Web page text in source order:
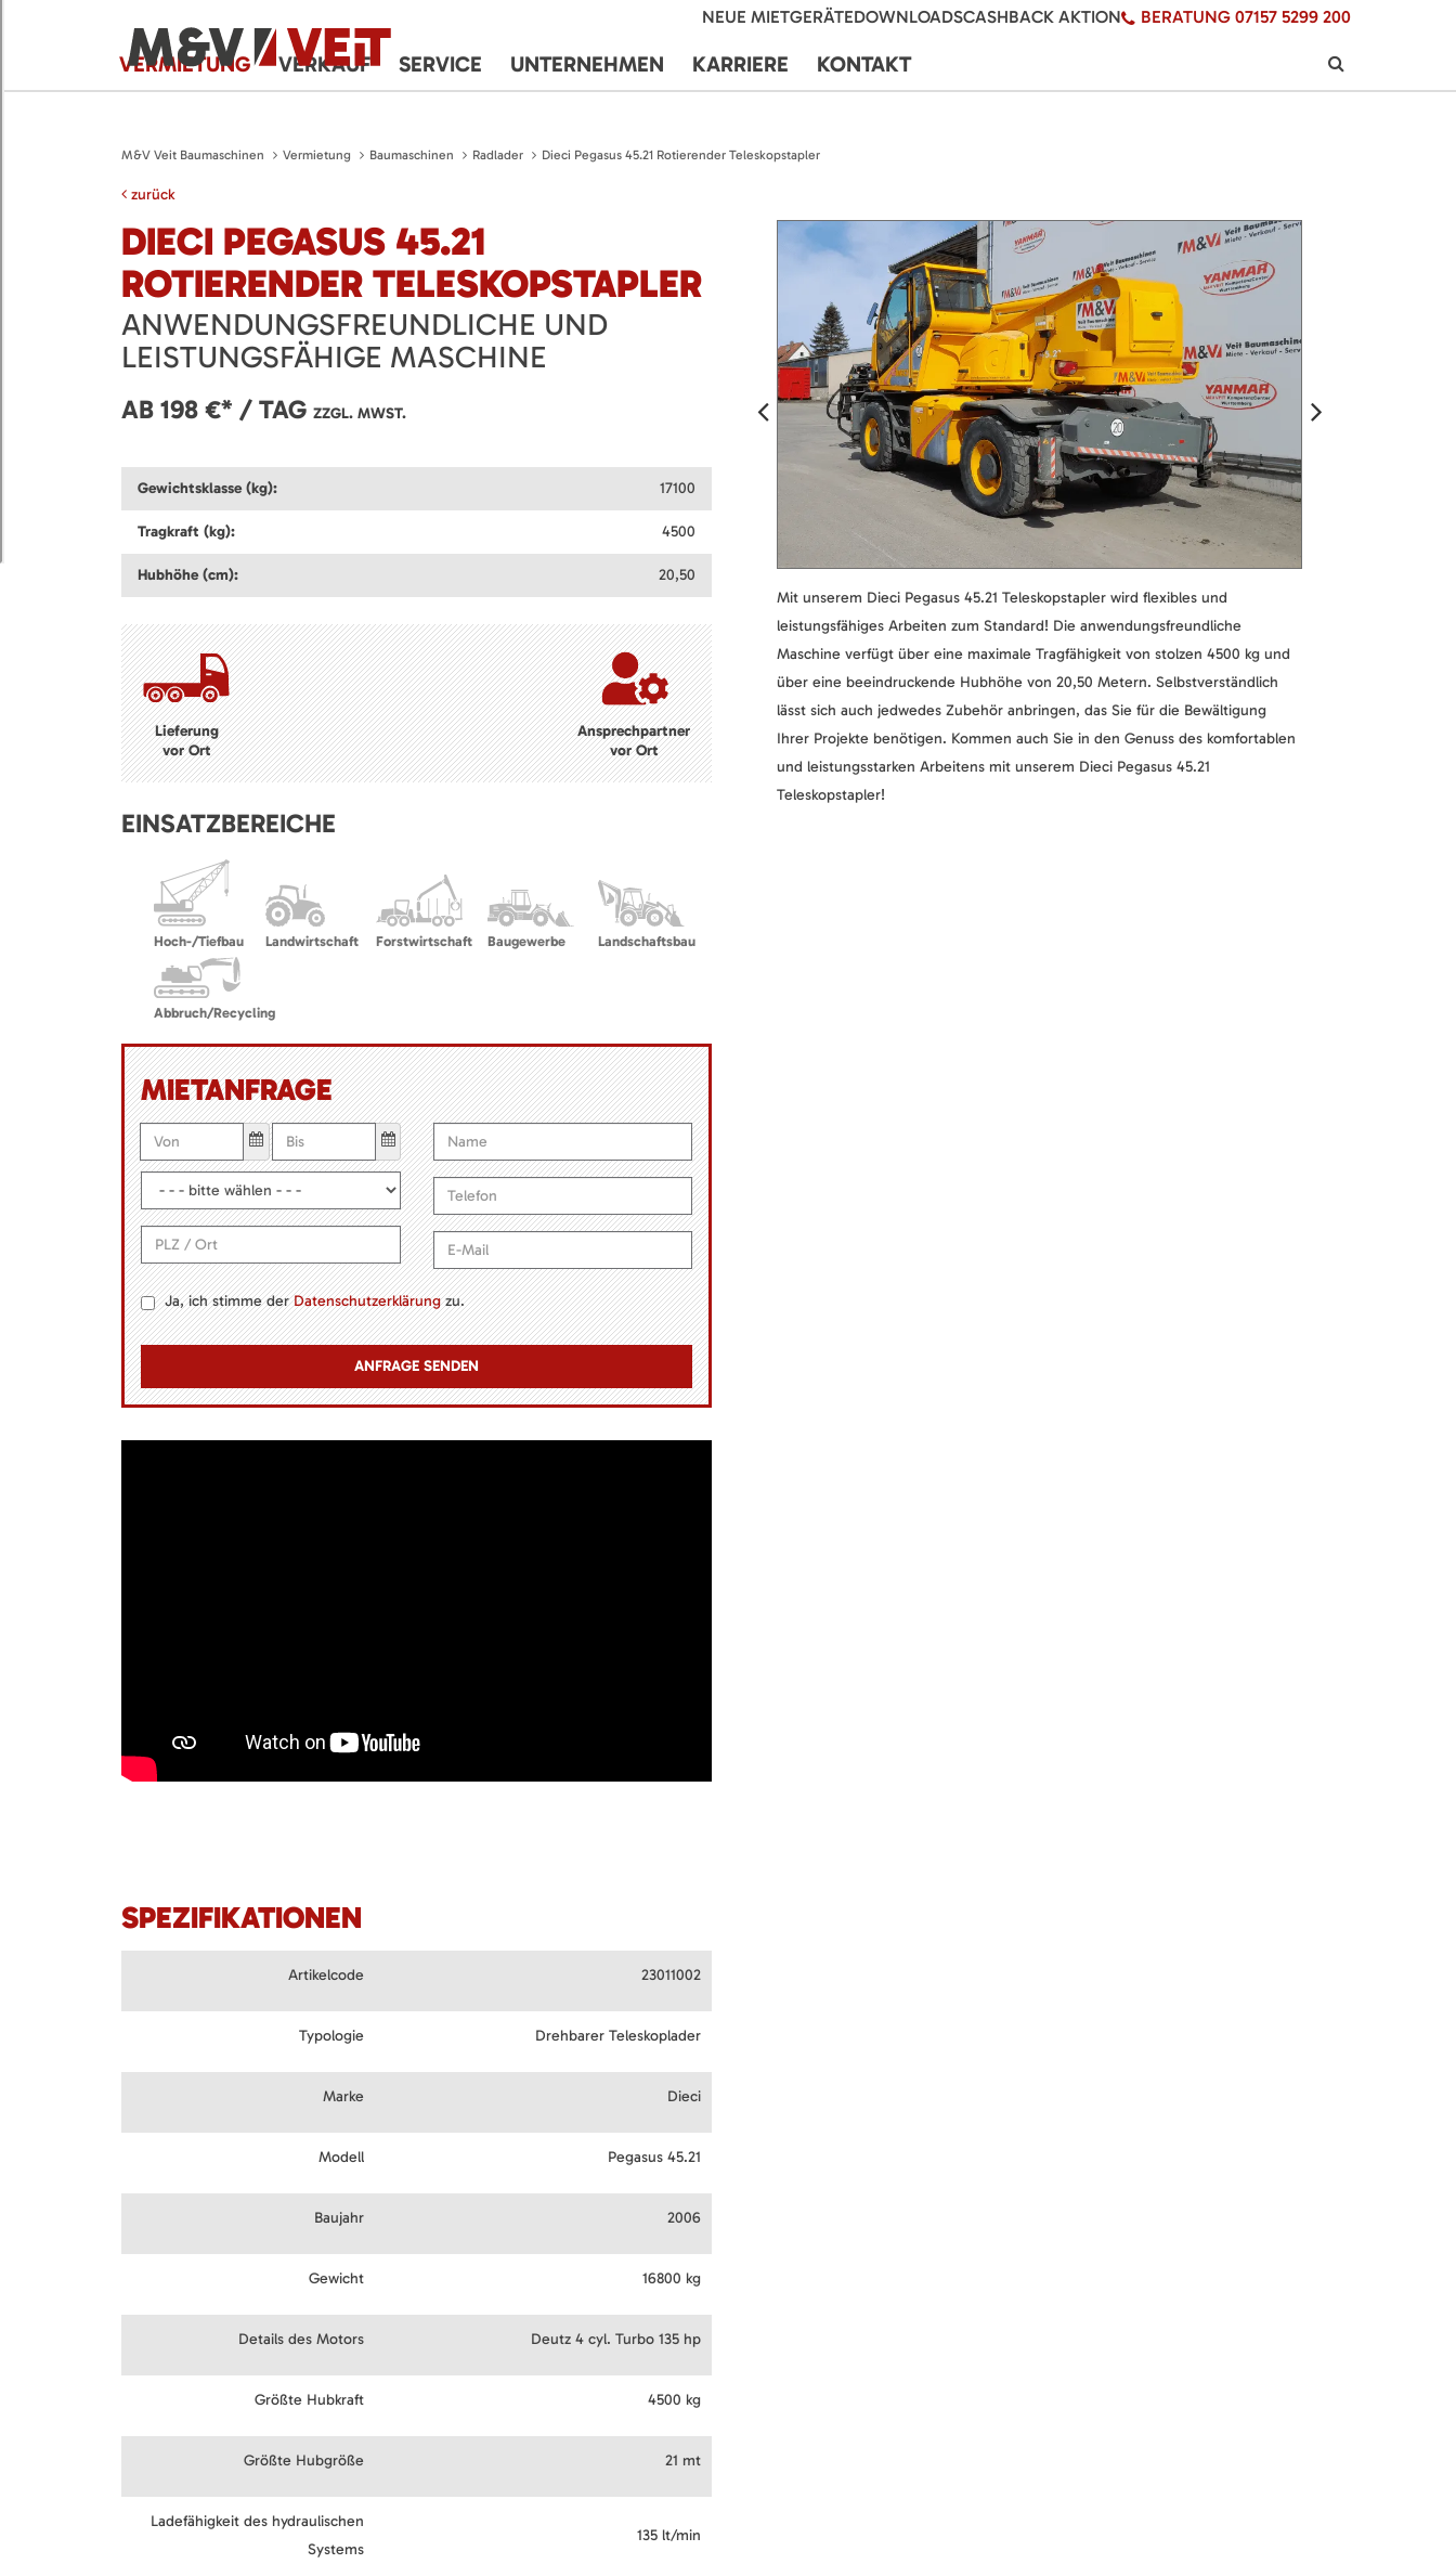
NEUE MIETGERÄTEDOWNLOADSCASHBACK AKTION BERATUNG 07157 5299 200
VERMIETUNG VERKAUF SERVICE UNTERNEHMEN KARRIERE KONTAKT
M&V Veit Baumaschinen Vermietung Baumaschinen Radlader Dieci Pegasus 45.21 Rotierender Teleskopstapler
zurück
DIECI PEGASUS 45.21
ROTIERENDER TELESKOPSTAPLER
ANWENDUNGSFREUNDLICHE UND
LEISTUNGSFÄHIGE MASCHINE
AB 198 €* / TAG ZZGL. MWST.
Gewichtsklasse (kg): 17100
Tragkraft (kg): 4500
Hubhöhe (cm): 20,50
Lieferung
vor Ort
Ansprechpartner
vor Ort
EINSATZBEREICHE
Hoch-/Tiefbau Landwirtschaft Forstwirtschaft Baugewerbe Landschaftsbau
Abbruch/Recycling
MIETANFRAGE
Ja, ich stimme derDatenschutzerklärungzu.
Mit unserem Dieci Pegasus 45.21 Teleskopstapler wird flexibles und
leistungsfähiges Arbeiten zum Standard! Die anwendungsfreundliche
Maschine verfügt über eine maximale Tragfähigkeit von stolzen 4500 kg und
über eine beeindruckende Hubhöhe von 20,50 Metern. Selbstverständlich
lässt sich auch jedwedes Zubehör anbringen, das Sie für die Bewältigung
Ihrer Projekte benötigen. Kommen auch Sie in den Genuss des komfortablen
und leistungsstarken Arbeitens mit unserem Dieci Pegasus 45.21
Teleskopstapler!
SPEZIFIKATIONEN
Artikelcode 23011002
Typologie Drehbarer Teleskoplader
Marke Dieci
Modell Pegasus 45.21
Baujahr 2006
Gewicht 16800 kg
Details des Motors Deutz 4 cyl. Turbo 135 hp
Größte Hubkraft 4500 kg
Größte Hubgröße 21 mt
Ladefähigkeit des hydraulischen
Systems
135 lt/min